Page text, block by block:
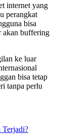
internet yang
perangkat
bisa
akan buffering
ke luar
bisa tetap
tanpa perlu
Terjadi?